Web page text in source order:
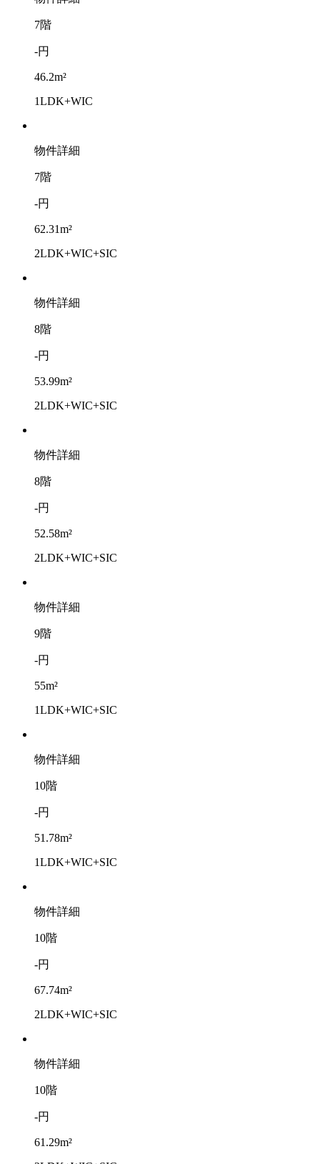
7階
-円
46.2m²
1LDK+WIC
物件詳細
7階
-円
62.31m²
2LDK+WIC+SIC
物件詳細
8階
-円
53.99m²
2LDK+WIC+SIC
物件詳細
8階
-円
52.58m²
2LDK+WIC+SIC
物件詳細
9階
-円
55m²
1LDK+WIC+SIC
物件詳細
10階
-円
51.78m²
1LDK+WIC+SIC
物件詳細
10階
-円
67.74m²
2LDK+WIC+SIC
物件詳細
10階
-円
61.29m²